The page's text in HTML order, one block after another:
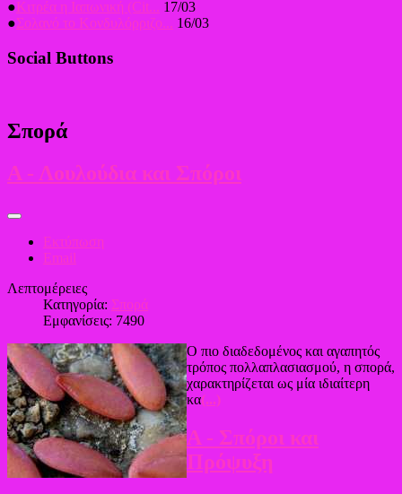
●Κιτρέα η Ιαπωνική (Cit... 17/03
●Σολανό το Κονδυλόρριζο... 16/03
Social Buttons
Σπορά
Α - Λουλούδια και Σπόροι
Εκτύπωση
Email
Λεπτομέρειες
Κατηγορία: Σπορά
Εμφανίσεις: 7490
Ο πιο διαδεδομένος και αγαπητός
τρόπος πολλαπλασιασμού, η σπορά,
χαρακτηρίζεται ως μία ιδιαίτερη
κα(...)
Α - Σπόροι και
Πρόψυξη